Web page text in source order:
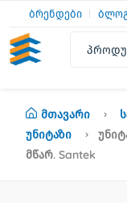
ბრენდები
Მთავარი
Უნიტაზი
Მწარ. Santek